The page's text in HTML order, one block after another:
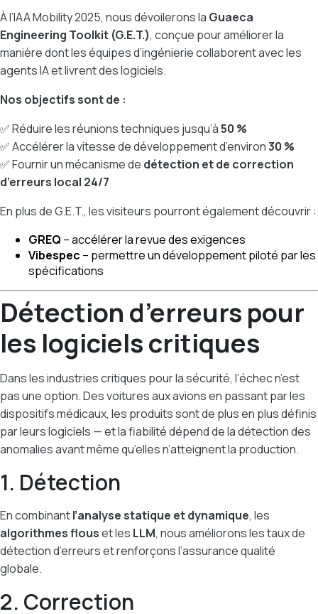
À l’IAA Mobility 2025, nous dévoilerons la Guaeca
Engineering Toolkit (G.E.T.), conçue pour améliorer la
manière dont les équipes d’ingénierie collaborent avec les
agents IA et livrent des logiciels.
Nos objectifs sont de :
✅ Réduire les réunions techniques jusqu’à50 %
✅ Accélérer la vitesse de développement d’environ30 %
✅ Fournir un mécanisme de détection et de correction
d’erreurs local 24/7
En plus de G.E.T., les visiteurs pourront également découvrir :
GREQ – accélérer la revue des exigences
Vibespec – permettre un développement piloté par les
spécifications
Détection d’erreurs pour
les logiciels critiques
Dans les industries critiques pour la sécurité, l’échec n’est
pas une option. Des voitures aux avions en passant par les
dispositifs médicaux, les produits sont de plus en plus définis
par leurs logiciels — et la fiabilité dépend de la détection des
anomalies avant même qu’elles n’atteignent la production.
1. Détection
En combinantl’analyse statique et dynamique, les
algorithmes flouset les LLM, nous améliorons les taux de
détection d’erreurs et renforçons l’assurance qualité
globale.
2. Correction